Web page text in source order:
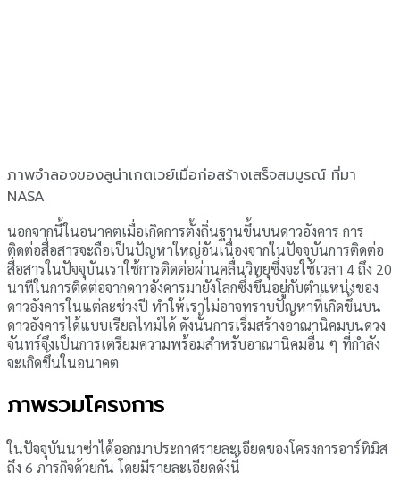
ภาพจำลองของลูน่าเกตเวย์เมื่อก่อสร้างเสร็จสมบูรณ์ ที่มา
NASA
นอกจากนี้ในอนาคตเมื่อเกิดการตั้งถิ่นฐานขึ้นบนดาวอังคาร การ
ติดต่อสื่อสารจะถือเป็นปัญหาใหญ่อันเนื่องจากในปัจจุบันการติดต่อ
สื่อสารในปัจจุบันเราใช้การติดต่อผ่านคลื่นวิทยุซึ่งจะใช้เวลา 4 ถึง 20
นาทีในการติดต่อจากดาวอังคารมายังโลกซึ่งขึ้นอยู่กับตำแหน่งของ
ดาวอังคารในแต่ละช่วงปี ทำให้เราไม่อาจทราบปัญหาที่เกิดขึ้นบน
ดาวอังคารได้แบบเรียลไทม์ได้ ดังนั้นการเริ่มสร้างอาณานิคมบนดวง
จันทร์จึงเป็นการเตรียมความพร้อมสำหรับอาณานิคมอื่น ๆ ที่กำลัง
จะเกิดขึ้นในอนาคต
ภาพรวมโครงการ
ในปัจจุบันนาซ่าได้ออกมาประกาศรายละเอียดของโครงการอาร์ทิมิส
ถึง 6 ภารกิจด้วยกัน โดยมีรายละเอียดดังนี้